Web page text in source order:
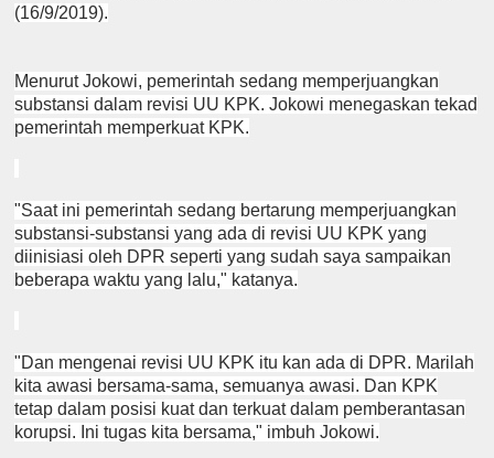
(16/9/2019).
Menurut Jokowi, pemerintah sedang memperjuangkan
substansi dalam revisi UU KPK. Jokowi menegaskan tekad
pemerintah memperkuat KPK.
"Saat ini pemerintah sedang bertarung memperjuangkan
substansi-substansi yang ada di revisi UU KPK yang
diinisiasi oleh DPR seperti yang sudah saya sampaikan
beberapa waktu yang lalu," katanya.
"Dan mengenai revisi UU KPK itu kan ada di DPR. Marilah
kita awasi bersama-sama, semuanya awasi. Dan KPK
tetap dalam posisi kuat dan terkuat dalam pemberantasan
korupsi. Ini tugas kita bersama," imbuh Jokowi.